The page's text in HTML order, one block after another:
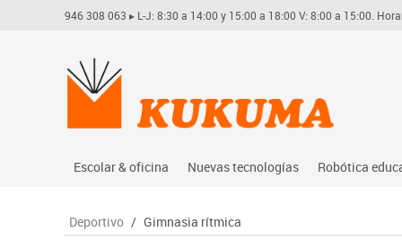
946 308 063 ▸ L-J: 8:30 a 14:00 y 15:00 a 18:00 V: 8:00 a 15:00.
Escolar & oficina
Archivo
Nuevas tecnologías
Audio
Robótica
Deportivo / Gimnasia rítmica